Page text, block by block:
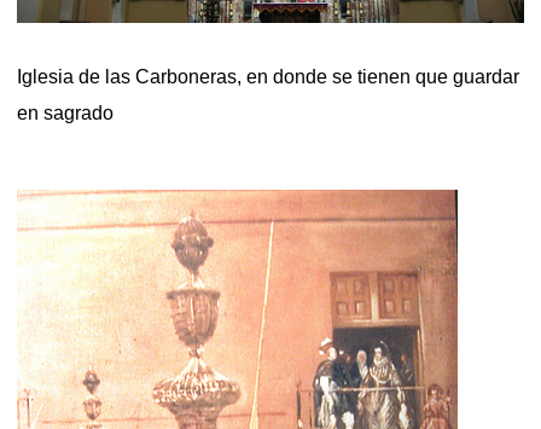
Iglesia de las Carboneras, en donde se tienen que guardar
en sagrado